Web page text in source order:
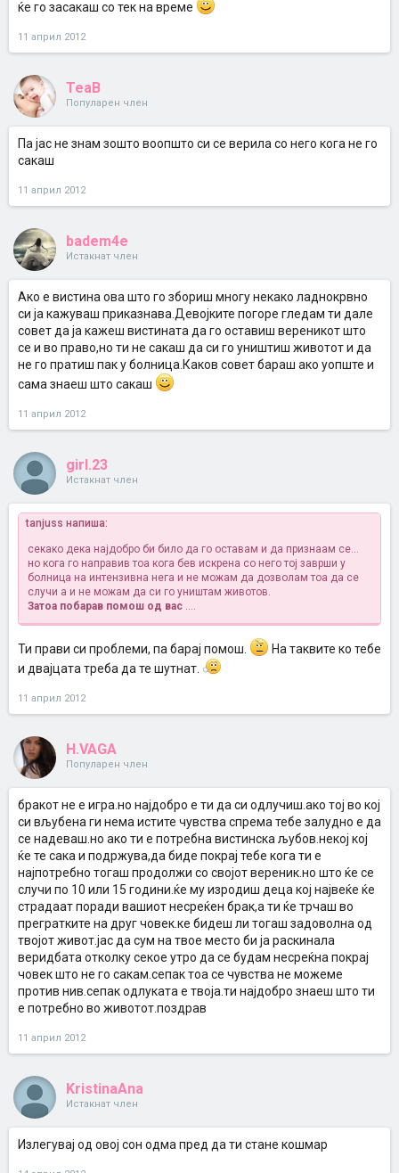
ќе го засакаш со тек на време
11 април 2012
TeaB
Популарен член
Па јас не знам зошто воопшто си се верила со него кога не го
сакаш
11 април 2012
badem4e
Истакнат член
Ако е вистина ова што го збориш многу некако ладнокрвно
си ја кажуваш приказнава.Девојките погоре гледам ти дале
совет да ја кажеш вистината да го оставиш вереникот што
се и во право,но ти не сакаш да си го уништиш животот и да
не го пратиш пак у болница.Каков совет бараш ако уопште и
сама знаеш што сакаш
11 април 2012
girl.23
Истакнат член
tanjuss напиша:
секако дека најдобро би било да го оставам и да признаам се...
но кога го направив тоа кога бев искрена со него тој заврши у
болница на интензивна нега и не можам да дозволам тоа да се
случи а и не можам да си го уништам животов.
Затоа побарав помош од вас ....
Ти прави си проблеми, па барај помош.
На таквите ко тебе
и двајцата треба да те шутнат.
11 април 2012
H.VAGA
Популарен член
бракот не е игра.но најдобро е ти да си одлучиш.ако тој во кој
си вљубена ги нема истите чувства спрема тебе залудно е да
се надеваш.но ако ти е потребна вистинска љубов.некој кој
ќе те сака и подржува,да биде покрај тебе кога ти е
најпотребно тогаш продолжи со својот вереник.но што ќе се
случи по 10 или 15 години.ќе му изродиш деца кој највеќе ќе
страдаат поради вашиот несреќен брак,а ти ќе трчаш во
прегратките на друг човек.ке бидеш ли тогаш задоволна од
твојот живот.јас да сум на твое место би ја раскинала
веридбата отколку секое утро да се будам несреќна покрај
човек што не го сакам.сепак тоа се чувства не можеме
против нив.сепак одлуката е твоја.ти најдобро знаеш што ти
е потребно во животот.поздрав
11 април 2012
KristinaAna
Истакнат член
Излегувај од овој сон одма пред да ти стане кошмар